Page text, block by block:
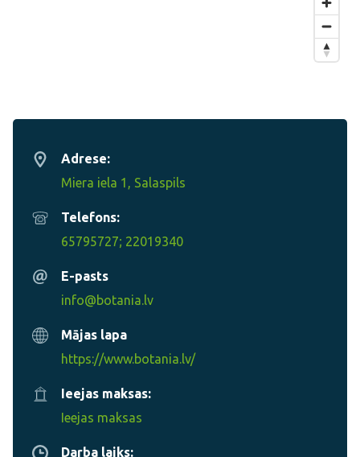
Adrese:
Miera iela 1, Salaspils
Telefons:
65795727; 22019340
E-pasts
info@botania.lv
Mājas lapa
https://www.botania.lv/
Ieejas maksas:
Ieejas maksas
Darba laiks: